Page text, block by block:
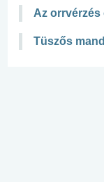
Az orrvérzés
Tüszős